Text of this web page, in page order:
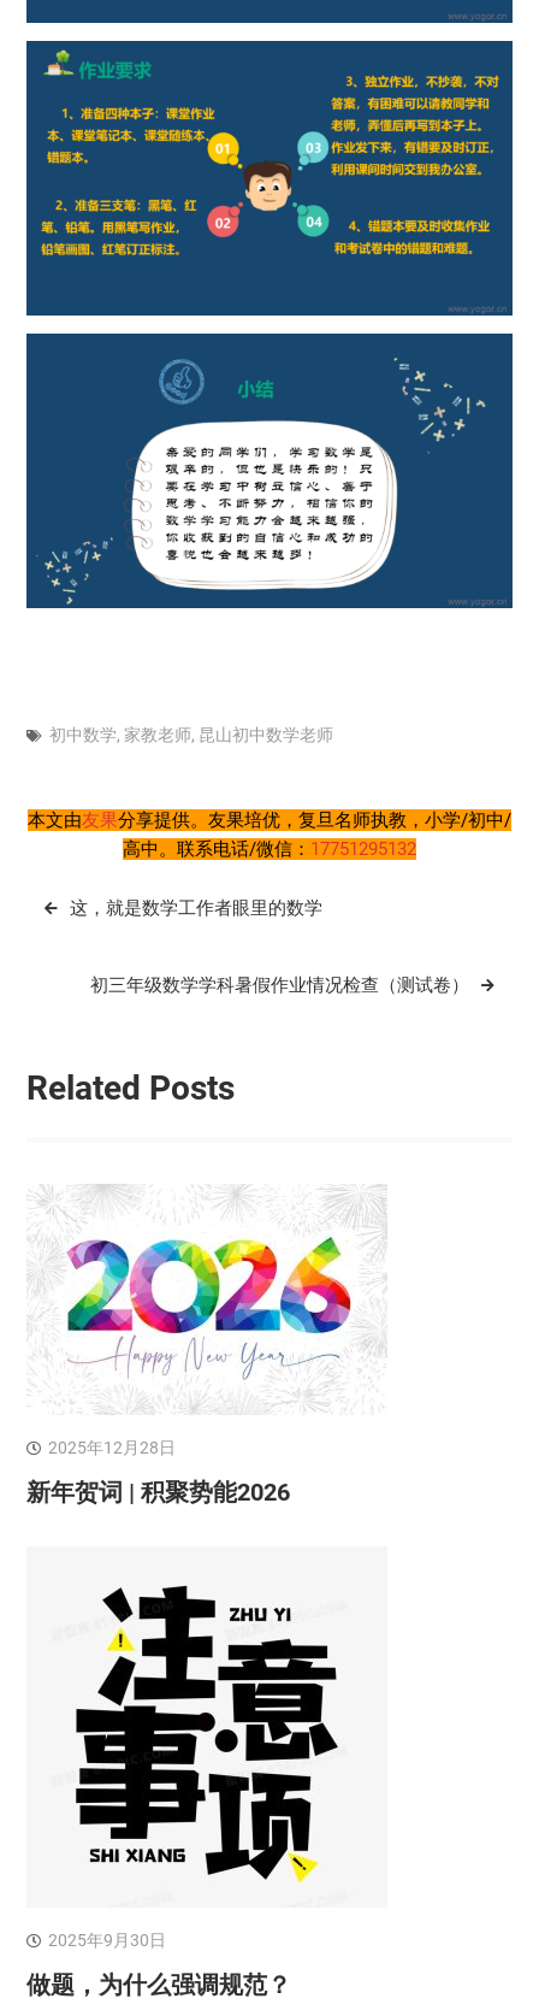
初中数学, 家教老师, 昆山初中数学老师
本文由友果分享提供。友果培优，复旦名师执教，小学/初中/
高中。联系电话/微信： 17751295132
文
这，就是数学工作者眼里的数学
初三年级数学学科暑假作业情况检查（测试卷）
Related Posts
2025年12月28日
新年贺词 | 积聚势能2026
2025年9月30日
做题，为什么强调规范？